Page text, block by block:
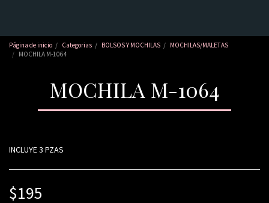
Página de inicio Categorias BOLSOS Y MOCHILAS
MOCHILAS/MALETAS
MOCHILA M-1064
MOCHILA M-1064
INCLUYE 3 PZAS
$195